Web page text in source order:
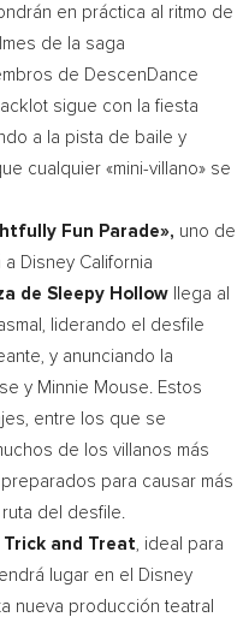
en práctica al ritmo de
de la saga
de DescenDance
sigue con la fiesta
a la pista de baile y
cualquier «mini-villano» se
Fun Parade», uno de
Disney California
de Sleepy Hollow
llega al
liderando el desfile
y anunciando la
y Minnie Mouse. Estos
entre los que se
de los villanos más
para causar más
del desfile.
Trick and Treat, ideal para
lugar en el Disney
nueva producción teatral